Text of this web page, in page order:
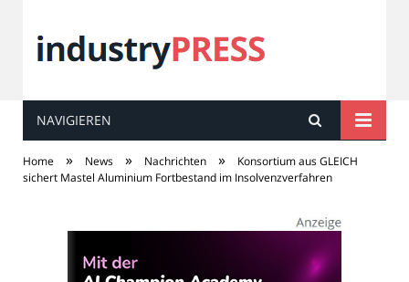
industryPRESS
NAVIGIEREN
Home » News » Nachrichten »
Konsortium aus GLEICH
sichert Mastel Aluminium Fortbestand im Insolvenzverfahren